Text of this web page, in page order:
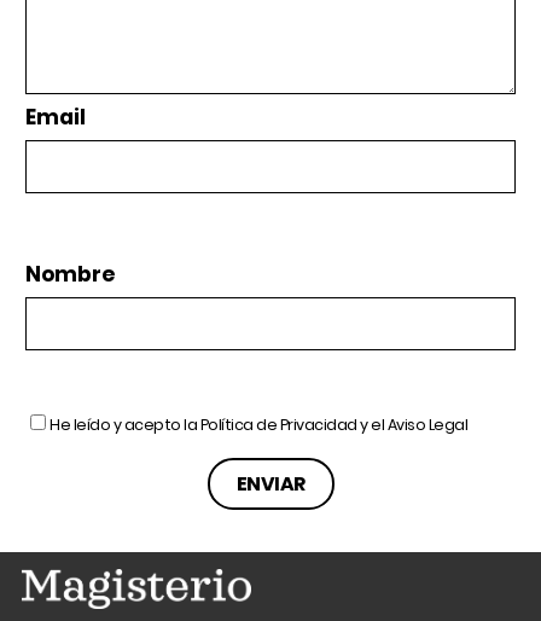
Email
Nombre
He leído y acepto laPolítica de Privacidady elAviso Legal